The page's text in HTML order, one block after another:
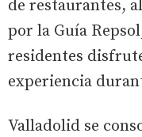
de restaurantes,
por la Guía
residentes
experiencia
Valladolid se